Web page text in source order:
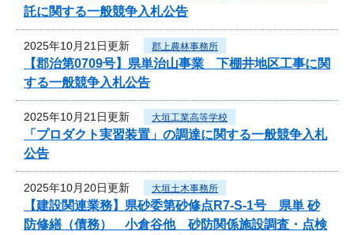
託に関する一般競争入札公告
2025年10月21日更新 郡上農林事務所
【郡治第0709号】県単治山事業 下棚井地区工事に関
する一般競争入札公告
2025年10月21日更新 大垣工業高等学校
「プロダクト実習装置」の調達に関する一般競争入札
公告
2025年10月20日更新 大垣土木事務所
【建設関連業務】県砂委第砂修点R7-S-1号 県単 砂
防修繕（債務） 小倉谷他 砂防関係施設調査・点検